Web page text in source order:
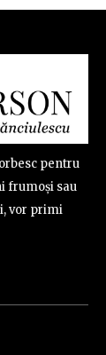
pentru
frumoși sau
vor primi